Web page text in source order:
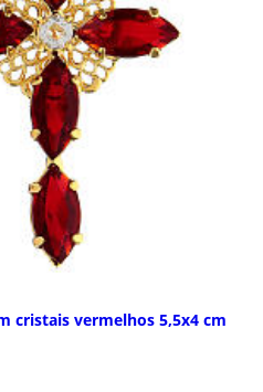
cristais vermelhos 5,5x4 cm